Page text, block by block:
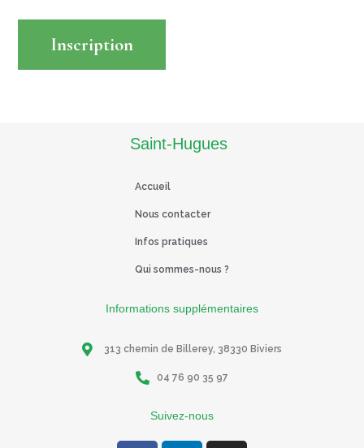
Inscription
Saint-Hugues
Accueil
Nous contacter
Infos pratiques
Qui sommes-nous ?
Informations supplémentaires
313 chemin de Billerey, 38330 Biviers
04 76 90 35 97
Suivez-nous